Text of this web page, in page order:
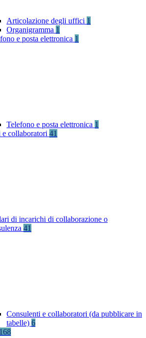
Articolazione degli uffici 1
Organigramma 1
e posta elettronica 1
Telefono e posta elettronica 1
e collaboratori 41
di incarichi di collaborazione o
41
Consulenti e collaboratori (da pubblicare in
tabelle) 6
168